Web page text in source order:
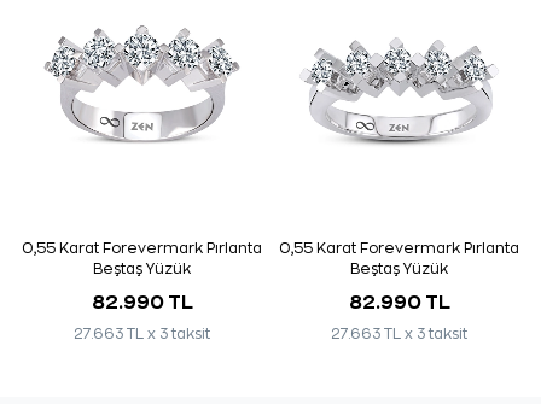
0,55 Karat Forevermark Pırlanta
Beştaş Yüzük
82.990 TL
27.663 TL x 3 taksit
0,55 Karat Forevermark Pırlanta
Beştaş Yüzük
82.990 TL
27.663 TL x 3 taksit